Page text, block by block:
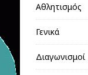
Αθλητισμός
Γενικά
Διαγωνισμοί